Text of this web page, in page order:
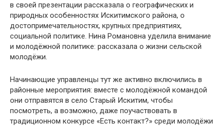
в своей презентации рассказала о географических и
природных особенностях Искитимского района, о
достопримечательностях, крупных предприятиях,
социальной политике. Нина Романовна уделила внимание
и молодёжной политике: рассказала о жизни сельской
молодёжи.
Начинающие управленцы тут же активно включились в
районные мероприятия: вместе с молодёжной командой
они отправятся в село Старый Искитим, чтобы
посмотреть, а возможно, даже поучаствовать в
традиционном конкурсе «Есть контакт?» среди молодёжи